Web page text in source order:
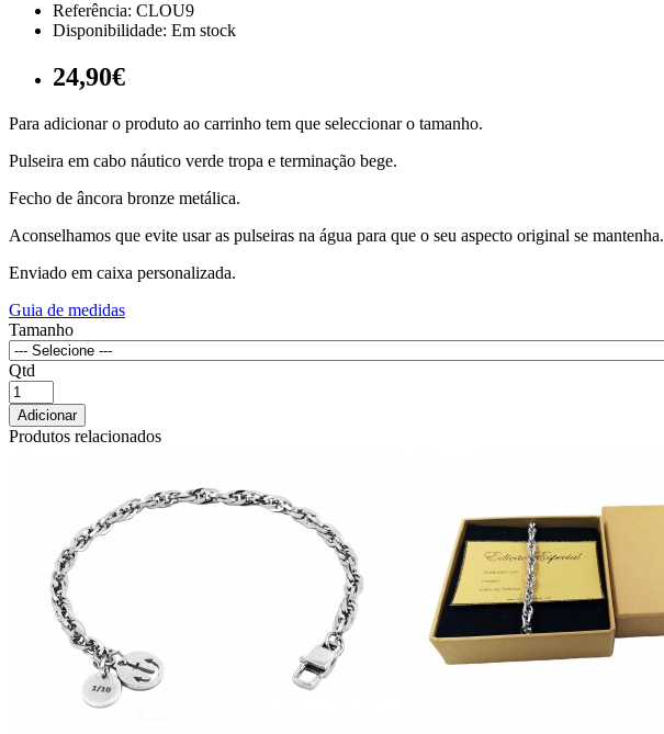
Referência: CLOU9
Disponibilidade: Em stock
24,90€
Para adicionar o produto ao carrinho tem que seleccionar o tamanho.
Pulseira em cabo náutico verde tropa e terminação bege.
Fecho de âncora bronze metálica.
Aconselhamos que evite usar as pulseiras na água para que o seu aspecto original se mantenha.
Enviado em caixa personalizada.
Guia de medidas
Tamanho
Qtd
Adicionar
Produtos relacionados